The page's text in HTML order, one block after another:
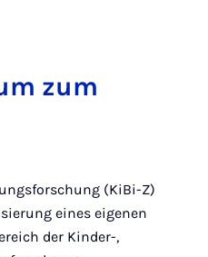
zum
(KiBi-Z)
eines eigenen
der Kinder-,